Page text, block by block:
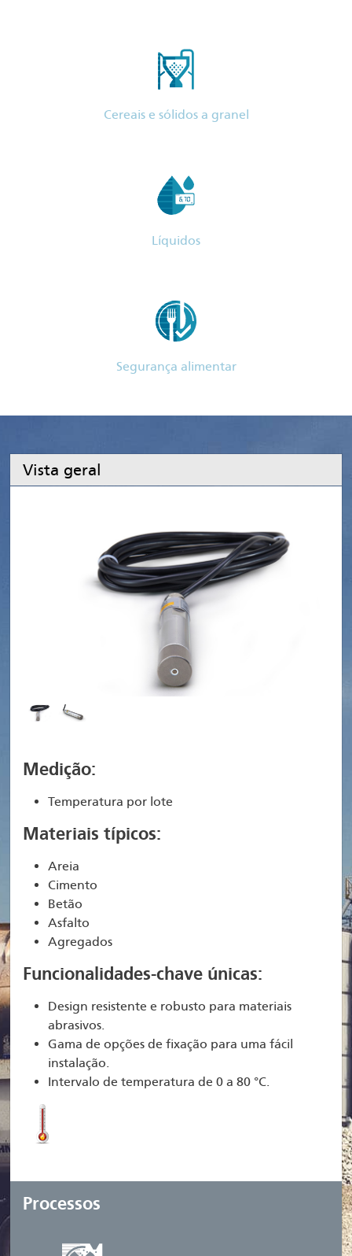
Cereais e sólidos a granel
Líquidos
Segurança alimentar
Vista geral
Medição:
Temperatura por lote
Materiais típicos:
Areia
Cimento
Betão
Asfalto
Agregados
Funcionalidades-chave únicas:
Design resistente e robusto para materiais
abrasivos.
Gama de opções de fixação para uma fácil
instalação.
Intervalo de temperatura de 0 a 80 °C.
Processos